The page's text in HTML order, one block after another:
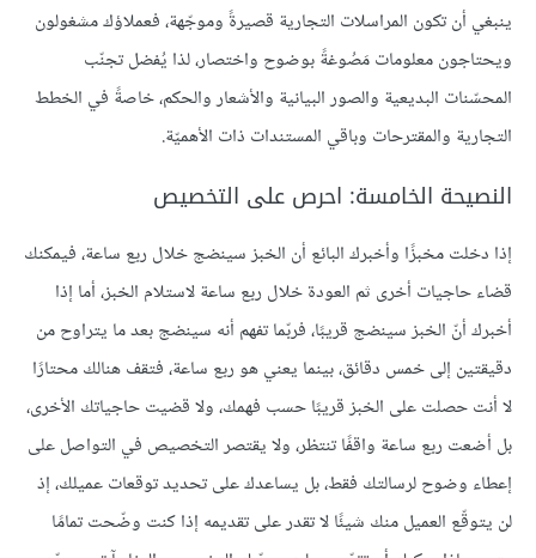
ينبغي أن تكون المراسلات التجارية قصيرةً وموجّهة، فعملاؤك مشغولون
ويحتاجون معلومات مَصُوغةً بوضوح واختصار، لذا يُفضل تجنّب
المحسّنات البديعية والصور البيانية والأشعار والحكم، خاصةً في الخطط
التجارية والمقترحات وباقي المستندات ذات الأهميّة.
النصيحة الخامسة: احرص على التخصيص
إذا دخلت مخبزًا وأخبرك البائع أن الخبز سينضج خلال ربع ساعة، فيمكنك
قضاء حاجيات أخرى ثم العودة خلال ربع ساعة لاستلام الخبز، أما إذا
أخبرك أنّ الخبز سينضج قريبًا، فربّما تفهم أنه سينضج بعد ما يتراوح من
دقيقتين إلى خمس دقائق، بينما يعني هو ربع ساعة، فتقف هنالك محتارًا
لا أنت حصلت على الخبز قريبًا حسب فهمك، ولا قضيت حاجياتك الأخرى،
بل أضعت ربع ساعة واقفًا تنتظر، ولا يقتصر التخصيص في التواصل على
إعطاء وضوح لرسالتك فقط، بل يساعدك على تحديد توقعات عميلك، إذ
لن يتوقّع العميل منك شيئًا لا تقدر على تقديمه إذا كنت وضّحت تمامًا